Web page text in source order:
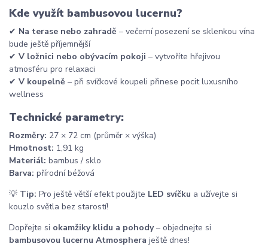
Kde využít bambusovou lucernu?
✔ Na terase nebo zahradě – večerní posezení se sklenkou vína
bude ještě příjemnější
✔ V ložnici nebo obývacím pokoji – vytvoříte hřejivou
atmosféru pro relaxaci
✔ V koupelně – při svíčkové koupeli přinese pocit luxusního
wellness
Technické parametry:
Rozměry: 27 × 72 cm (průměr × výška)
Hmotnost: 1,91 kg
Materiál: bambus / sklo
Barva: přírodní béžová
💡 Tip: Pro ještě větší efekt použijte LED svíčku a užívejte si
kouzlo světla bez starostí!
Dopřejte si okamžiky klidu a pohody– objednejte si
bambusovou lucernu Atmosphera ještě dnes!